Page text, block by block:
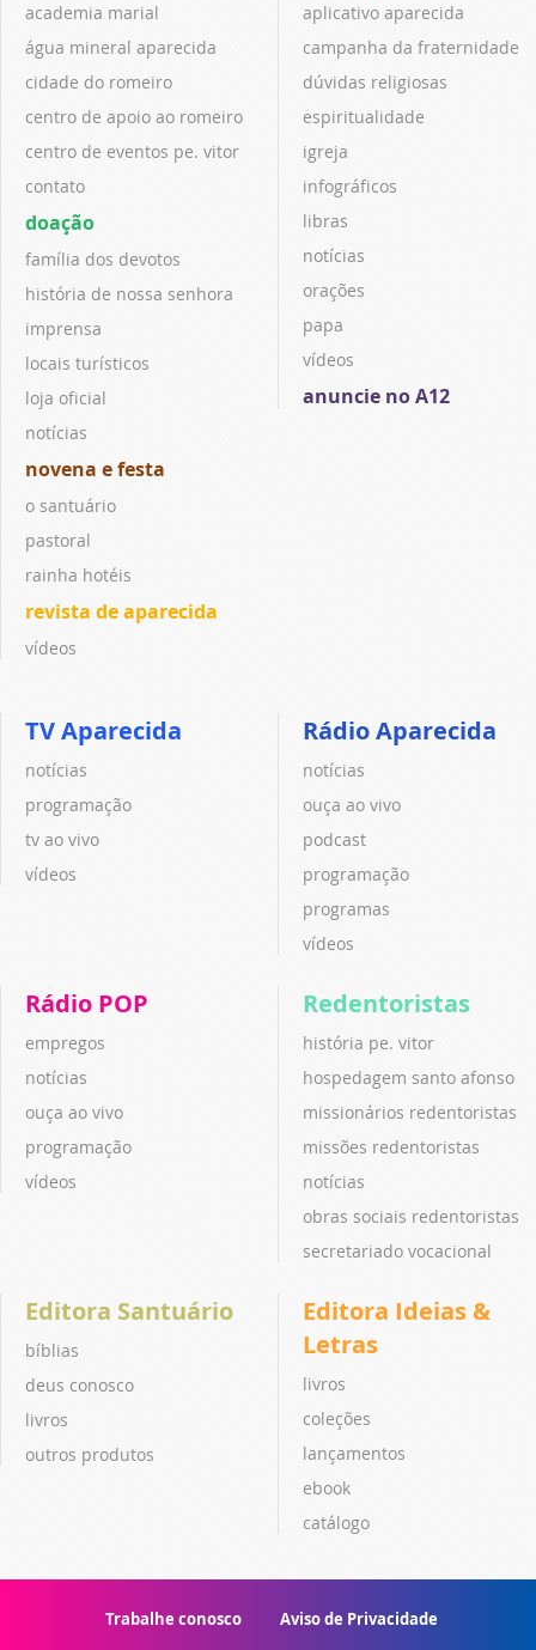
academia marial
água mineral aparecida
cidade do romeiro
centro de apoio ao romeiro
centro de eventos pe. vitor
contato
doação
família dos devotos
história de nossa senhora
imprensa
locais turísticos
loja oficial
notícias
novena e festa
o santuário
pastoral
rainha hotéis
revista de aparecida
vídeos
aplicativo aparecida
campanha da fraternidade
dúvidas religiosas
espiritualidade
igreja
infográficos
libras
notícias
orações
papa
vídeos
anuncie no A12
TV Aparecida
notícias
programação
tv ao vivo
vídeos
Rádio Aparecida
notícias
ouça ao vivo
podcast
programação
programas
vídeos
Rádio POP
empregos
notícias
ouça ao vivo
programação
vídeos
Redentoristas
história pe. vitor
hospedagem santo afonso
missionários redentoristas
missões redentoristas
notícias
obras sociais redentoristas
secretariado vocacional
Editora Santuário
bíblias
deus conosco
livros
outros produtos
Editora Ideias &
Letras
livros
coleções
lançamentos
ebook
catálogo
Trabalhe conosco Aviso de Privacidade